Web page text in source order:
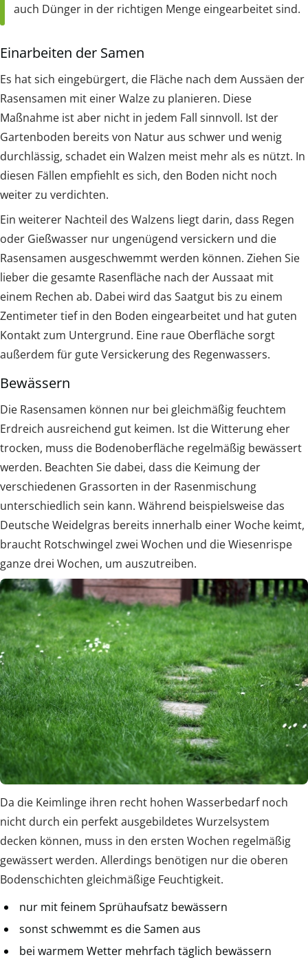
auch Dünger in der richtigen Menge eingearbeitet sind.
Einarbeiten der Samen
Es hat sich eingebürgert, die Fläche nach dem Aussäen der
Rasensamen mit einer Walze zu planieren. Diese
Maßnahme ist aber nicht in jedem Fall sinnvoll. Ist der
Gartenboden bereits von Natur aus schwer und wenig
durchlässig, schadet ein Walzen meist mehr als es nützt. In
diesen Fällen empfiehlt es sich, den Boden nicht noch
weiter zu verdichten.
Ein weiterer Nachteil des Walzens liegt darin, dass Regen
oder Gießwasser nur ungenügend versickern und die
Rasensamen ausgeschwemmt werden können. Ziehen Sie
lieber die gesamte Rasenfläche nach der Aussaat mit
einem Rechen ab. Dabei wird das Saatgut bis zu einem
Zentimeter tief in den Boden eingearbeitet und hat guten
Kontakt zum Untergrund. Eine raue Oberfläche sorgt
außerdem für gute Versickerung des Regenwassers.
Bewässern
Die Rasensamen können nur bei gleichmäßig feuchtem
Erdreich ausreichend gut keimen. Ist die Witterung eher
trocken, muss die Bodenoberfläche regelmäßig bewässert
werden. Beachten Sie dabei, dass die Keimung der
verschiedenen Grassorten in der Rasenmischung
unterschiedlich sein kann. Während beispielsweise das
Deutsche Weidelgras bereits innerhalb einer Woche keimt,
braucht Rotschwingel zwei Wochen und die Wiesenrispe
ganze drei Wochen, um auszutreiben.
Da die Keimlinge ihren recht hohen Wasserbedarf noch
nicht durch ein perfekt ausgebildetes Wurzelsystem
decken können, muss in den ersten Wochen regelmäßig
gewässert werden. Allerdings benötigen nur die oberen
Bodenschichten gleichmäßige Feuchtigkeit.
nur mit feinem Sprühaufsatz bewässern
sonst schwemmt es die Samen aus
bei warmem Wetter mehrfach täglich bewässern